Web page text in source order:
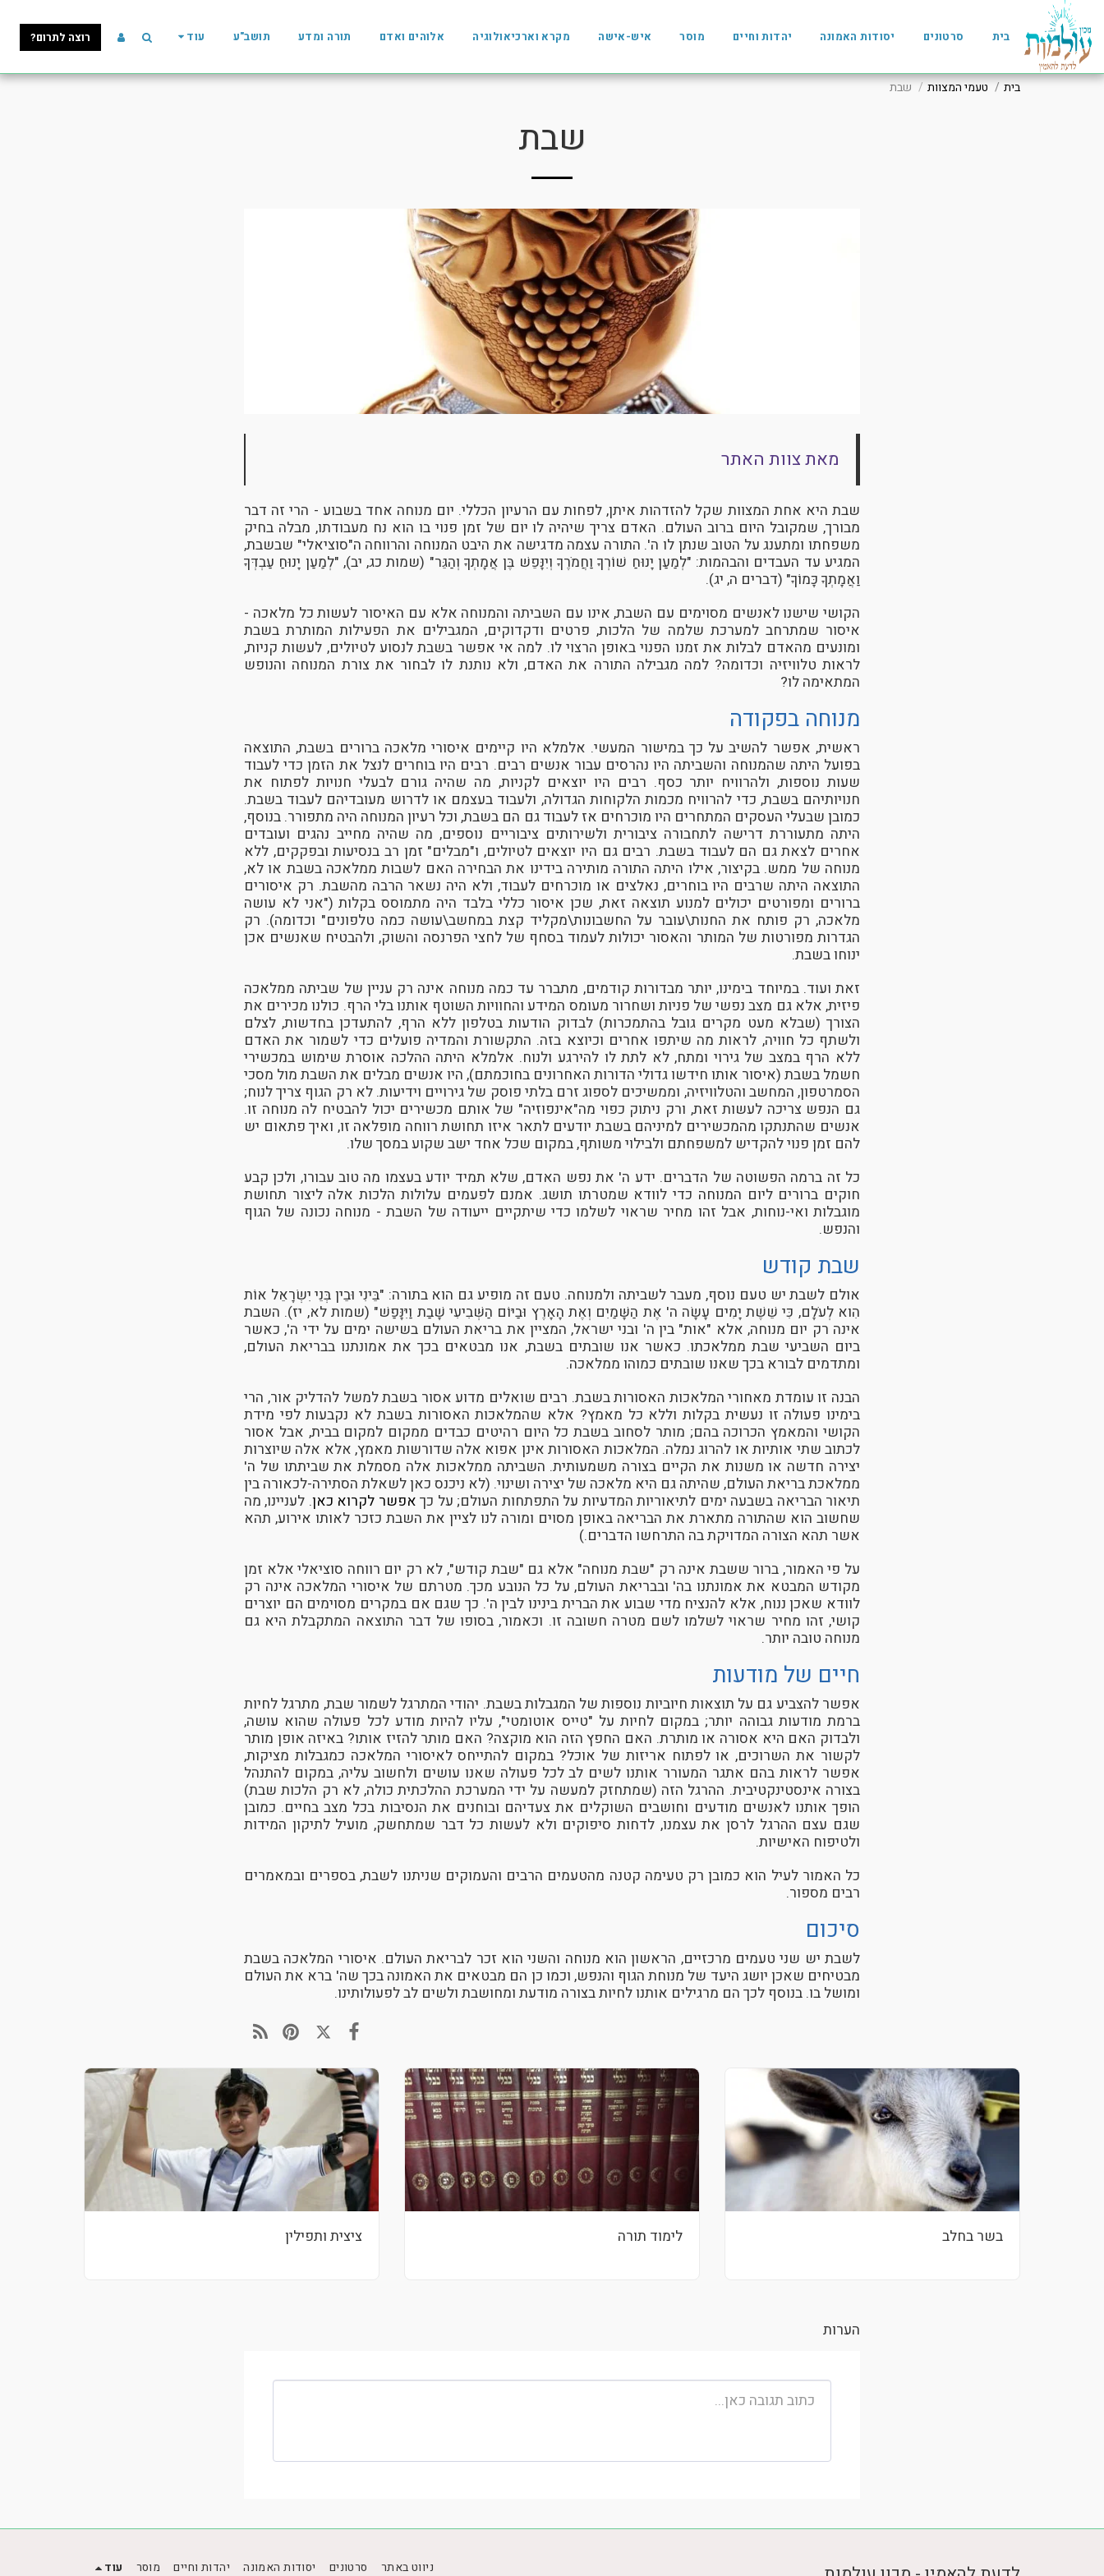
בית סרטונים יסודות האמונה יהדות וחיים מוסר איש-אישה מקרא וארכיאולוגיה אלוהים ואדם תורה ומדע תושב"ע עוד רוצה לתרום?
בית טעמי המצוות שבת
שבת
מאת צוות האתר
שבת היא אחת המצוות שקל להזדהות איתן, לפחות עם הרעיון הכללי. יום מנוחה אחד בשבוע - הרי זה דבר
מבורך, שמקובל היום ברוב העולם. האדם צריך שיהיה לו יום של זמן פנוי בו הוא נח מעבודתו, מבלה בחיק
משפחתו ומתענג על הטוב שנתן לו ה'. התורה עצמה מדגישה את היבט המנוחה והרווחה ה"סוציאלי" שבשבת,
המגיע עד העבדים והבהמות: "לְמַעַן יָנוּחַ שׁוֹרְךָ וַחֲמֹרֶךָ וְיִנָּפֵשׁ בֶּן אֲמָתְךָ וְהַגֵּר" (שמות כג, יב), "לְמַעַן יָנוּחַ עַבְדְּךָ
וַאֲמָתְךָ כָּמוֹךָ" (דברים ה, יג).
הקושי שישנו לאנשים מסוימים עם השבת, אינו עם השביתה והמנוחה אלא עם האיסור לעשות כל מלאכה -
איסור שמתרחב למערכת שלמה של הלכות, פרטים ודקדוקים, המגבילים את הפעילות המותרת בשבת
ומונעים מהאדם לבלות את זמנו הפנוי באופן הרצוי לו. למה אי אפשר בשבת לנסוע לטיולים, לעשות קניות,
לראות טלוויזיה וכדומה? למה מגבילה התורה את האדם, ולא נותנת לו לבחור את צורת המנוחה והנופש
המתאימה לו?
מנוחה בפקודה
ראשית, אפשר להשיב על כך במישור המעשי. אלמלא היו קיימים איסורי מלאכה ברורים בשבת, התוצאה
בפועל היתה שהמנוחה והשביתה היו נהרסים עבור אנשים רבים. רבים היו בוחרים לנצל את הזמן כדי לעבוד
שעות נוספות, ולהרוויח יותר כסף. רבים היו יוצאים לקניות, מה שהיה גורם לבעלי חנויות לפתוח את
חנויותיהם בשבת, כדי להרוויח מכמות הלקוחות הגדולה, ולעבוד בעצמם או לדרוש מעובדיהם לעבוד בשבת.
כמובן שבעלי העסקים המתחרים היו מוכרחים אז לעבוד גם הם בשבת, וכל רעיון המנוחה היה מתפורר. בנוסף,
היתה מתעוררת דרישה לתחבורה ציבורית ולשירותים ציבוריים נוספים, מה שהיה מחייב נהגים ועובדים
אחרים לצאת גם הם לעבוד בשבת. רבים גם היו יוצאים לטיולים, ו"מבלים" זמן רב בנסיעות ובפקקים, ללא
מנוחה של ממש. בקיצור, אילו היתה התורה מותירה בידינו את הבחירה האם לשבות ממלאכה בשבת או לא,
התוצאה היתה שרבים היו בוחרים, נאלצים או מוכרחים לעבוד, ולא היה נשאר הרבה מהשבת. רק איסורים
ברורים ומפורטים יכולים למנוע תוצאה זאת, שכן איסור כללי בלבד היה מתמוסס בקלות ("אני לא עושה
מלאכה, רק פותח את החנות\עובר על החשבונות\מקליד קצת במחשב\עושה כמה טלפונים" וכדומה). רק
הגדרות מפורטות של המותר והאסור יכולות לעמוד בסחף של לחצי הפרנסה והשוק, ולהבטיח שאנשים אכן
ינוחו בשבת.
זאת ועוד. במיוחד בימינו, יותר מבדורות קודמים, מתברר עד כמה מנוחה אינה רק עניין של שביתה ממלאכה
פיזית, אלא גם מצב נפשי של פניות ושחרור מעומס המידע והחוויות השוטף אותנו בלי הרף. כולנו מכירים את
הצורך (שבלא מעט מקרים גובל בהתמכרות) לבדוק הודעות בטלפון ללא הרף, להתעדכן בחדשות, לצלם
ולשתף כל חוויה, לראות מה שיתפו אחרים וכיוצא בזה. התקשורת והמדיה פועלים כדי לשמור את האדם
ללא הרף במצב של גירוי ומתח, לא לתת לו להירגע ולנוח. אלמלא היתה ההלכה אוסרת שימוש במכשירי
חשמל בשבת (איסור אותו חידשו גדולי הדורות האחרונים בחוכמתם), היו אנשים מבלים את השבת מול מסכי
הסמרטפון, המחשב והטלוויזיה, וממשיכים לספוג זרם בלתי פוסק של גירויים וידיעות. לא רק הגוף צריך לנוח;
גם הנפש צריכה לעשות זאת, ורק ניתוק כפוי מה"אינפוזיה" של אותם מכשירים יכול להבטיח לה מנוחה זו.
אנשים שהתנתקו מהמכשירים למיניהם בשבת יודעים לתאר איזו תחושת רווחה מופלאה זו, ואיך פתאום יש
להם זמן פנוי להקדיש למשפחתם ולבילוי משותף, במקום שכל אחד ישב שקוע במסך שלו.
כל זה ברמה הפשוטה של הדברים. ידע ה' את נפש האדם, שלא תמיד יודע בעצמו מה טוב עבורו, ולכן קבע
חוקים ברורים ליום המנוחה כדי לוודא שמטרתו תושג. אמנם לפעמים עלולות הלכות אלה ליצור תחושת
מוגבלות ואי-נוחות, אבל זהו מחיר שראוי לשלמו כדי שיתקיים ייעודה של השבת - מנוחה נכונה של הגוף
והנפש.
שבת קודש
אולם לשבת יש טעם נוסף, מעבר לשביתה ולמנוחה. טעם זה מופיע גם הוא בתורה: "בֵּינִי וּבֵין בְּנֵי יִשְׂרָאֵל אוֹת
הִוא לְעֹלָם, כִּי שֵׁשֶׁת יָמִים עָשָׂה ה' אֶת הַשָּׁמַיִם וְאֶת הָאָרֶץ וּבַיּוֹם הַשְּׁבִיעִי שָׁבַת וַיִּנָּפַשׁ" (שמות לא, יז). השבת
אינה רק יום מנוחה, אלא "אות" בין ה' ובני ישראל, המציין את בריאת העולם בשישה ימים על ידי ה', כאשר
ביום השביעי שבת ממלאכתו. כאשר אנו שובתים בשבת, אנו מבטאים בכך את אמונתנו בבריאת העולם,
ומתדמים לבורא בכך שאנו שובתים כמוהו ממלאכה.
הבנה זו עומדת מאחורי המלאכות האסורות בשבת. רבים שואלים מדוע אסור בשבת למשל להדליק אור, הרי
בימינו פעולה זו נעשית בקלות וללא כל מאמץ? אלא שהמלאכות האסורות בשבת לא נקבעות לפי מידת
הקושי והמאמץ הכרוכה בהם; מותר לסחוב בשבת כל היום רהיטים כבדים ממקום למקום בבית, אבל אסור
לכתוב שתי אותיות או להרוג נמלה. המלאכות האסורות אינן אפוא אלה שדורשות מאמץ, אלא אלה שיוצרות
יצירה חדשה או משנות את הקיים בצורה משמעותית. השביתה ממלאכות אלה מסמלת את שביתתו של ה'
ממלאכת בריאת העולם, שהיתה גם היא מלאכה של יצירה ושינוי. (לא ניכנס כאן לשאלת הסתירה-לכאורה בין
תיאור הבריאה בשבעה ימים לתיאוריות המדעיות על התפתחות העולם; על כך אפשר לקרוא כאן. לעניינו, מה
שחשוב הוא שהתורה מתארת את הבריאה באופן מסוים ומורה לנו לציין את השבת כזכר לאותו אירוע, תהא
אשר תהא הצורה המדויקת בה התרחשו הדברים.)
על פי האמור, ברור ששבת אינה רק "שבת מנוחה" אלא גם "שבת קודש", לא רק יום רווחה סוציאלי אלא זמן
מקודש המבטא את אמונתנו בה' ובבריאת העולם, על כל הנובע מכך. מטרתם של איסורי המלאכה אינה רק
לוודא שאכן ננוח, אלא להנציח מדי שבוע את הברית בינינו לבין ה'. כך שגם אם במקרים מסוימים הם יוצרים
קושי, זהו מחיר שראוי לשלמו לשם מטרה חשובה זו. וכאמור, בסופו של דבר התוצאה המתקבלת היא גם
מנוחה טובה יותר.
חיים של מודעות
אפשר להצביע גם על תוצאות חיוביות נוספות של המגבלות בשבת. יהודי המתרגל לשמור שבת, מתרגל לחיות
ברמת מודעות גבוהה יותר; במקום לחיות על "טייס אוטומטי", עליו להיות מודע לכל פעולה שהוא עושה,
ולבדוק האם היא אסורה או מותרת. האם החפץ הזה הוא מוקצה? האם מותר להזיז אותו? באיזה אופן מותר
לקשור את השרוכים, או לפתוח אריזות של אוכל? במקום להתייחס לאיסורי המלאכה כמגבלות מציקות,
אפשר לראות בהם אתגר המעורר אותנו לשים לב לכל פעולה שאנו עושים ולחשוב עליה, במקום להתנהל
בצורה אינסטינקטיבית. ההרגל הזה (שמתחזק למעשה על ידי המערכת ההלכתית כולה, לא רק הלכות שבת)
הופך אותנו לאנשים מודעים וחושבים השוקלים את צעדיהם ובוחנים את הנסיבות בכל מצב בחיים. כמובן
שגם עצם ההרגל לרסן את עצמנו, לדחות סיפוקים ולא לעשות כל דבר שמתחשק, מועיל לתיקון המידות
ולטיפוח האישיות.
כל האמור לעיל הוא כמובן רק טעימה קטנה מהטעמים הרבים והעמוקים שניתנו לשבת, בספרים ובמאמרים
רבים מספור.
סיכום
לשבת יש שני טעמים מרכזיים, הראשון הוא מנוחה והשני הוא זכר לבריאת העולם. איסורי המלאכה בשבת
מבטיחים שאכן יושג היעד של מנוחת הגוף והנפש, וכמו כן הם מבטאים את האמונה בכך שה' ברא את העולם
ומושל בו. בנוסף לכך הם מרגילים אותנו לחיות בצורה מודעת ומחושבת ולשים לב לפעולותינו.
בשר בחלב לימוד תורה ציצית ותפילין
הערות
ניווט באתר סרטונים יסודות האמונה יהדות וחיים מוסר עוד